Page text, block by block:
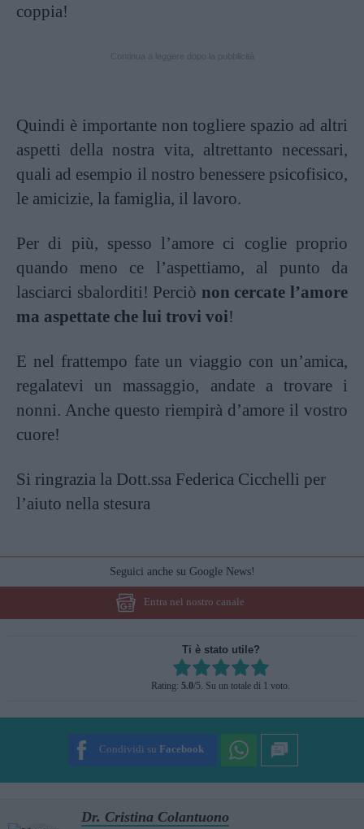
coppia!
Quindi è importante non togliere spazio ad altri
aspetti della nostra vita, altrettanto necessari,
quali ad esempio il nostro benessere psicofisico,
le amicizie, la famiglia, il lavoro.
Per di più, spesso l’amore ci coglie proprio
quando meno ce l’aspettiamo, al punto da
lasciarci sbalorditi! Perciò non cercate l’amore
ma aspettate che lui trovi voi!
E nel frattempo fate un viaggio con un’amica,
regalatevi un massaggio, andate a trovare i
nonni. Anche questo riempirà d’amore il vostro
cuore!
Si ringrazia la Dott.ssa Federica Cicchelli per
l’aiuto nella stesura
Seguici anche su Google News!
Entra nel nostro canale
Ti è stato utile?
Rate this item:
SUBMIT RATING
Rating: 5.0/5. Su un totale di 1 voto.
Condividi su Facebook
Dr. Cristina Colantuono